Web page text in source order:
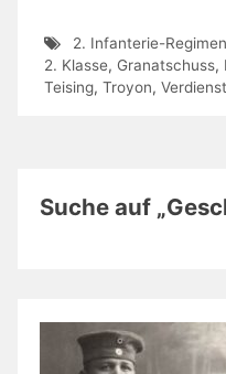
2. Infanterie-
2. Klasse, Granatschuss,
Teising, Troyon,
Suche auf